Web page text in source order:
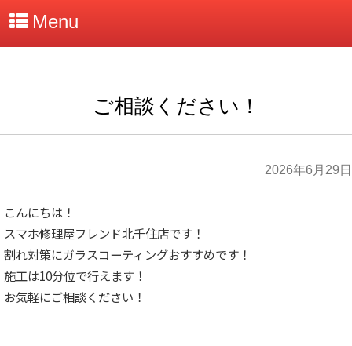
Menu
ご相談ください！
2026年6月29日
こんにちは！
スマホ修理屋フレンド北千住店です！
割れ対策にガラスコーティングおすすめです！
施工は10分位で行えます！
お気軽にご相談ください！